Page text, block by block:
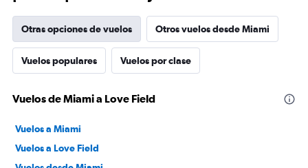
Otras opciones de vuelos Otros vuelos desde Miami
Vuelos populares Vuelos por clase
Vuelos de Miami a Love Field
Vuelos a Miami
Vuelos a Love Field